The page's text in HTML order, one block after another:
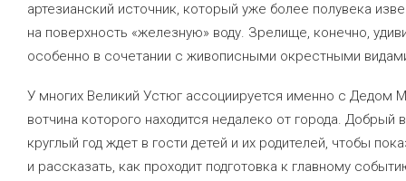
артезианский источник, который уже более полувека
на поверхность «железную» воду. Зрелище, конечно,
особенно в сочетании с живописными окрестными
У многих Великий Устюг ассоциируется именно с Дедом
вотчина которого находится недалеко от города. Добрый
круглый год ждет в гости детей и их родителей, чтобы
и рассказать, как проходит подготовка к главному